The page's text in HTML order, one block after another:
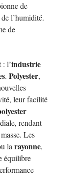
de
l’humidité.
de
l’industrie
. Polyester,
leur facilité
rendant
Les
la rayonne,
équilibre